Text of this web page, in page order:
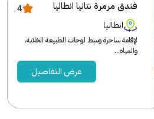
فندق مرمرة نتانيا انطاليا
4
انطاليا
لإقامة ساحرة وسط لوحات الطبيعة الخلابة،
والمياه...
عرض التفاصيل